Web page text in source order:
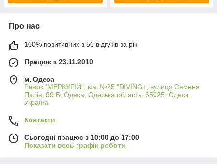
Про нас
100% позитивних з 50 відгуків за рік
Працює з 23.11.2010
м. Одеса
Ринок "МЕРКУРІЙ", маг.№25 "DIVING+, вулиця Семена
Палія, 99 Б, Одеса, Одеська область, 65025, Одеса,
Україна
Контакти
Сьогодні працює з 10:00 до 17:00
Показати весь графік роботи